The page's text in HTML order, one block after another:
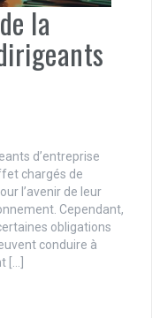
la
d’entreprise
chargés de
l’avenir de leur
Cependant,
obligations
conduire à
[…]